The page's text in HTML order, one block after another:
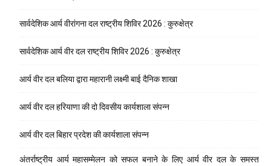
सार्वदेशिक आर्य वीरांगना दल राष्ट्रीय शिविर 2026 : कुरुक्षेत्र
सार्वदेशिक आर्य वीर दल राष्ट्रीय शिविर 2026 : कुरुक्षेत्र
आर्य वीर दल बलिया द्वारा महारानी लक्ष्मी बाई दैनिक शाखा
आर्य वीर दल हरियाणा की दो दिवसीय कार्यशाला संपन्न
आर्य वीर दल बिहार प्रदेश की कार्यशाला संपन्न
अंतर्राष्ट्रीय आर्य महासम्मेलन को सफल बनाने के लिए आर्य वीर दल के समस्त